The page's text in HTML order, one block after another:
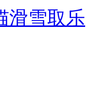
滑雪取乐